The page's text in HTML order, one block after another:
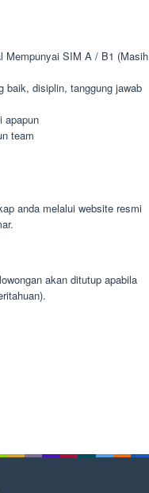
Mempunyai SIM A / B1 (Masih
baik, disiplin, tanggung jawab
apapun
team
anda melalui website resmi
akan ditutup apabila